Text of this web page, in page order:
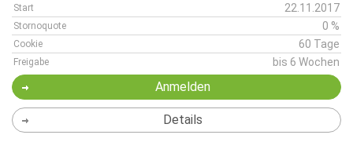
Start 22.11.2017
Stornoquote 0 %
Cookie 60 Tage
Freigabe bis 6 Wochen
Anmelden
Details